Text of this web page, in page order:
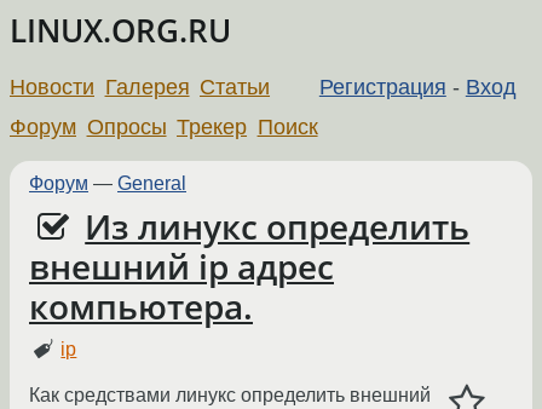
LINUX.ORG.RU
Регистрация - Вход
Новости Галерея Статьи
Форум Опросы Трекер Поиск
Форум — General
Из линукс определить
внешний ip адрес
компьютера.
ip
Как средствами линукс определить внешний